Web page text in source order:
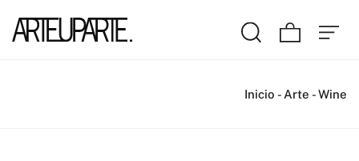
Inicio - Arte -Wine